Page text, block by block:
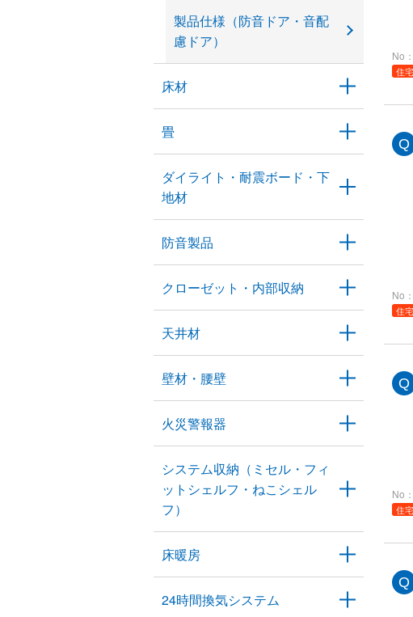
製品仕様（防音ドア・音配
慮ドア）
床材
畳
ダイライト・耐震ボード・下
地材
防音製品
クローゼット・内部収納
天井材
壁材・腰壁
火災警報器
システム収納（ミセル・フィ
ットシェルフ・ねこシェル
フ）
床暖房
24時間換気システム
No
住宅
No
住宅
No
住宅